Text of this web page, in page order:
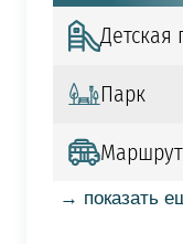
Парк
→ показать